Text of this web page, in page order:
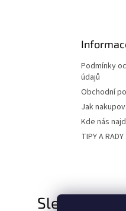
Podmínky
údajů
Obchodní
Jak
Kde nás
TIPY A RADY
Sledujte nás